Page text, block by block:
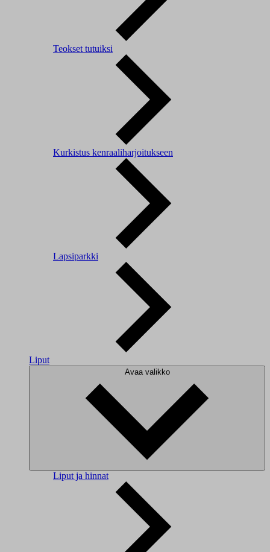
Teokset tutuiksi
Kurkistus kenraaliharjoitukseen
Lapsiparkki
Liput
Avaa valikko
Liput ja hinnat